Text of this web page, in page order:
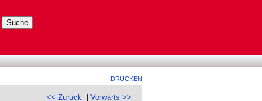
DRUCKEN
<< Zurück |Vorwärts >>